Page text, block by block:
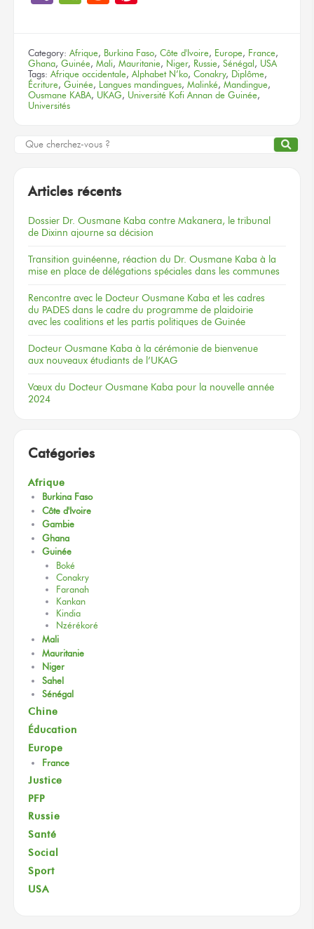
Category: Afrique, Burkina Faso, Côte d'Ivoire, Europe, France,
Ghana, Guinée, Mali, Mauritanie, Niger, Russie, Sénégal , USA
Tags: Afrique occidentale, Alphabet N’ko, Conakry, Diplôme,
Écriture, Guinée, Langues mandingues, Malinké, Mandingue,
Ousmane KABA, UKAG, Université Kofi Annan de Guinée,
Universités
Articles récents
Dossier Dr. Ousmane Kaba contre Makanera, le tribunal
de Dixinn ajourne sa décision
Transition guinéenne, réaction du Dr. Ousmane Kaba à la
mise en place de délégations spéciales dans les communes
Rencontre avec le Docteur Ousmane Kaba et les cadres
du PADES dans le cadre du programme de plaidoirie
avec les coalitions et les partis politiques de Guinée
Docteur Ousmane Kaba à la cérémonie de bienvenue
aux nouveaux étudiants de l’UKAG
Vœux du Docteur Ousmane Kaba pour la nouvelle année
2024
Catégories
Afrique
Burkina Faso
Côte d'Ivoire
Gambie
Ghana
Guinée
Boké
Conakry
Faranah
Kankan
Kindia
Nzérékoré
Mali
Mauritanie
Niger
Sahel
Sénégal
Chine
Éducation
Europe
France
Justice
PFP
Russie
Santé
Social
Sport
USA